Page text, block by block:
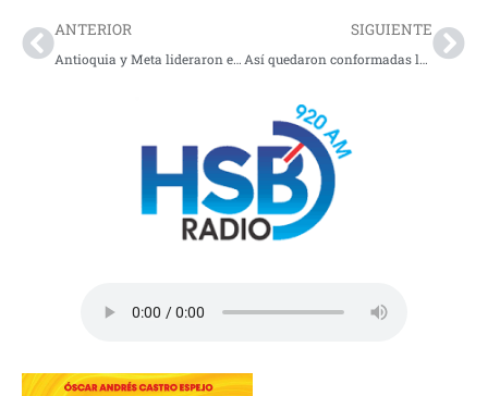
ANTERIOR
Antioquia y Meta lideraron el crecimiento económico de Colombia en 2025, según cifras del DANE
SIGUIENTE
Así quedaron conformadas las 103 curules del Senado que se posesiona este 20 de julio